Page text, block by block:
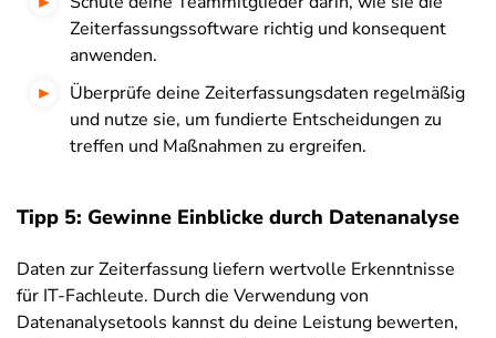
Zeiterfassungssoftware richtig und konsequent
anwenden.
Überprüfe deine Zeiterfassungsdaten regelmäßig
und nutze sie, um fundierte Entscheidungen zu
treffen und Maßnahmen zu ergreifen.
Tipp 5: Gewinne Einblicke durch Datenanalyse
Daten zur Zeiterfassung liefern wertvolle Erkenntnisse
für IT-Fachleute. Durch die Verwendung von
Datenanalysetools kannst du deine Leistung bewerten,